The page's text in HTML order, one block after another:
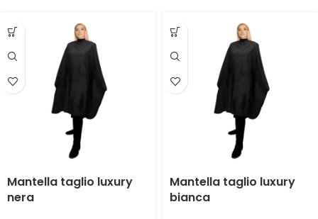
Mantella taglio luxury
nera
Mantella taglio luxury
bianca